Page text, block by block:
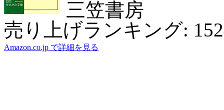
三笠書房
売り上げランキング:
Amazon.co.jp で詳細を見る